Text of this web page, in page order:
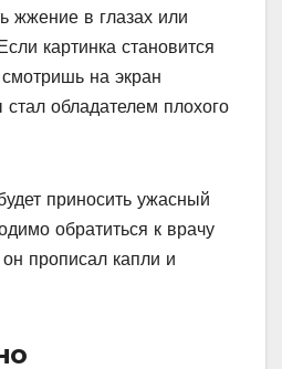
жжение в глазах или
картинка становится
на экран
обладателем плохого
приносить ужасный
обратиться к врачу
прописал капли и